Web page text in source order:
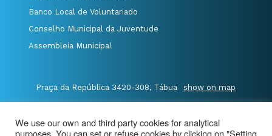
Banco Local de Voluntariado
Conselho Municipal da Juventude
Assembleia Municipal
Praça da República 3420-308, Tábua show on map
E.geral@cm-tabua.pt
We use our own and third party cookies for analytical
purposes. You can set or refuse cookies by clicking on "Setting